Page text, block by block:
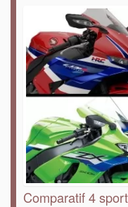
Comparatif 4